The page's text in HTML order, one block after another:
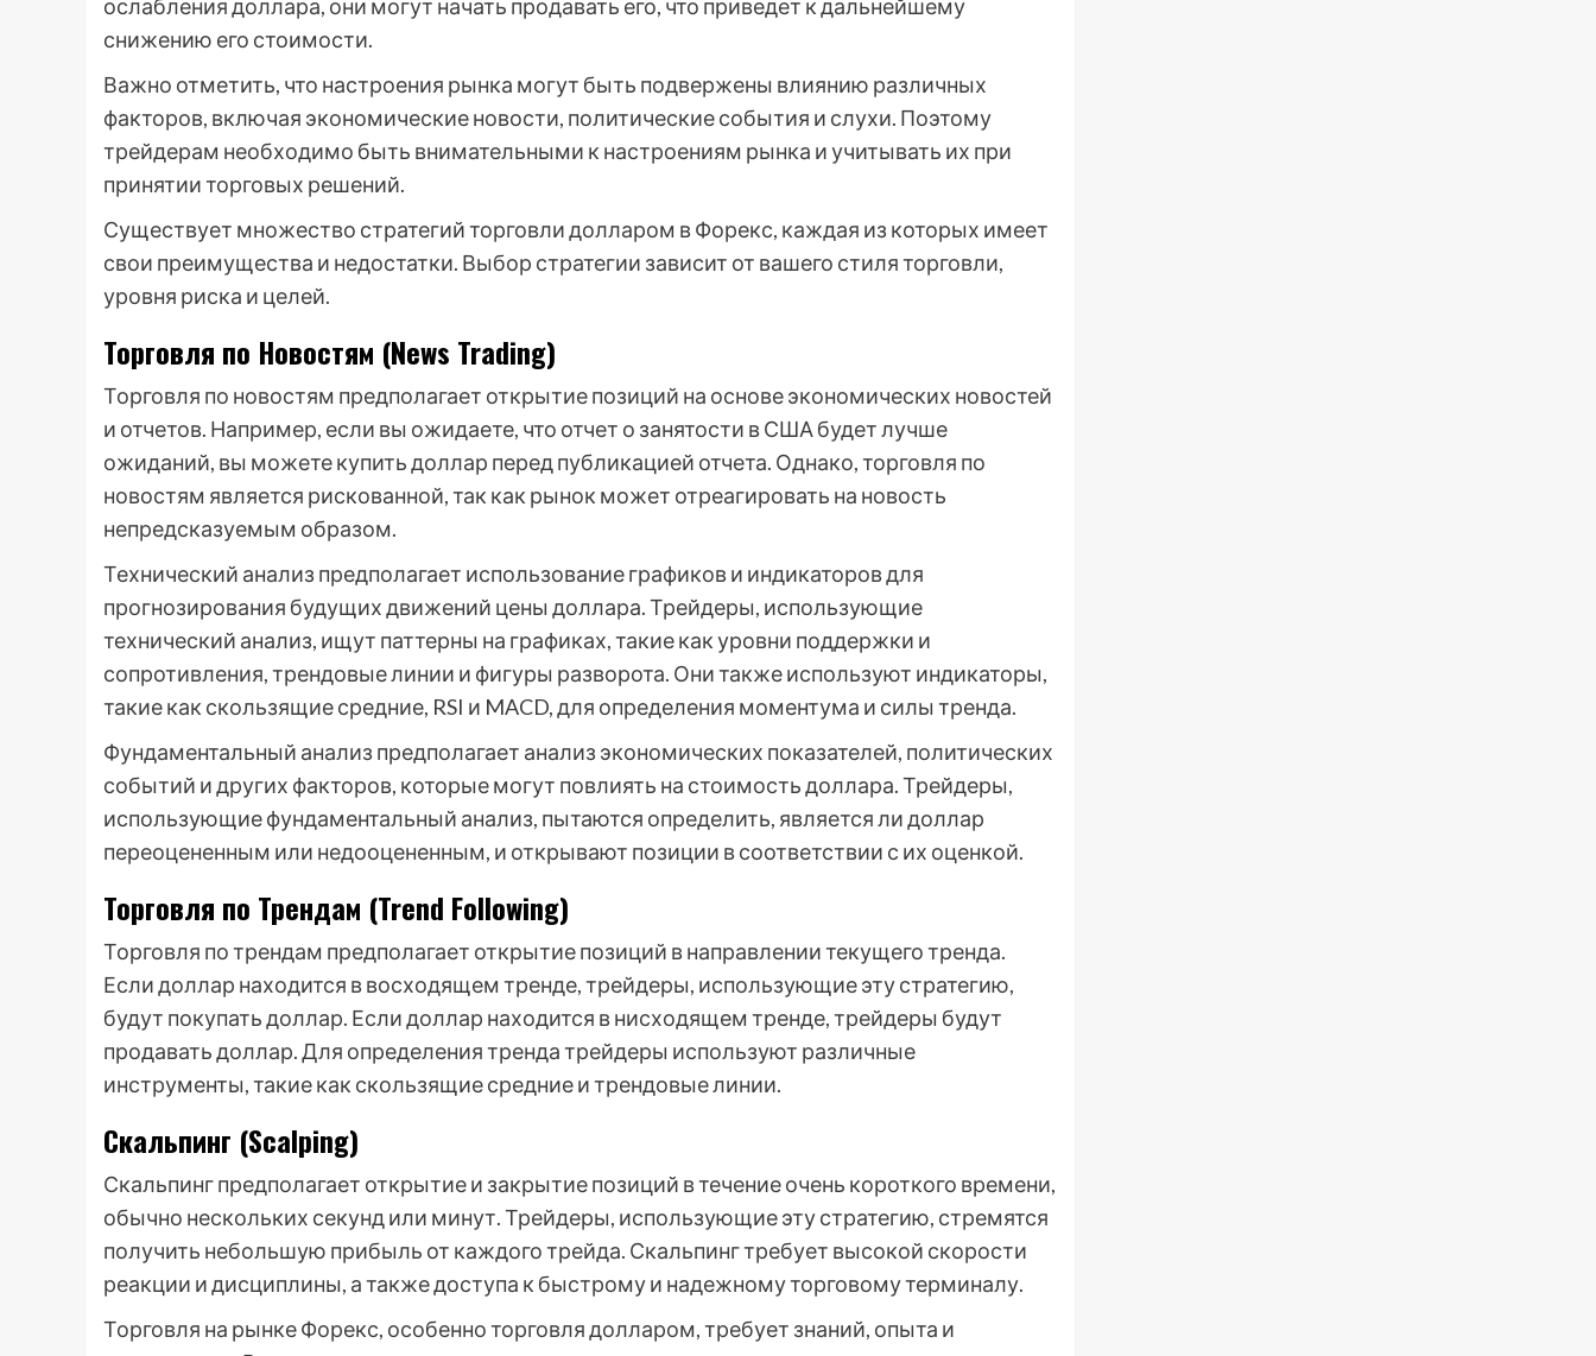
ослабления доллара, они могут начать продавать его, что приведет к дальнейшему
снижению его стоимости.
Важно отметить, что настроения рынка могут быть подвержены влиянию различных
факторов, включая экономические новости, политические события и слухи. Поэтому
трейдерам необходимо быть внимательными к настроениям рынка и учитывать их при
принятии торговых решений.
Существует множество стратегий торговли долларом в Форекс, каждая из которых имеет
свои преимущества и недостатки. Выбор стратегии зависит от вашего стиля торговли,
уровня риска и целей.
Торговля по Новостям (News Trading)
Торговля по новостям предполагает открытие позиций на основе экономических новостей
и отчетов. Например, если вы ожидаете, что отчет о занятости в США будет лучше
ожиданий, вы можете купить доллар перед публикацией отчета. Однако, торговля по
новостям является рискованной, так как рынок может отреагировать на новость
непредсказуемым образом.
Технический анализ предполагает использование графиков и индикаторов для
прогнозирования будущих движений цены доллара. Трейдеры, использующие
технический анализ, ищут паттерны на графиках, такие как уровни поддержки и
сопротивления, трендовые линии и фигуры разворота. Они также используют индикаторы,
такие как скользящие средние, RSI и MACD, для определения моментума и силы тренда.
Фундаментальный анализ предполагает анализ экономических показателей, политических
событий и других факторов, которые могут повлиять на стоимость доллара. Трейдеры,
использующие фундаментальный анализ, пытаются определить, является ли доллар
переоцененным или недооцененным, и открывают позиции в соответствии с их оценкой.
Торговля по Трендам (Trend Following)
Торговля по трендам предполагает открытие позиций в направлении текущего тренда.
Если доллар находится в восходящем тренде, трейдеры, использующие эту стратегию,
будут покупать доллар. Если доллар находится в нисходящем тренде, трейдеры будут
продавать доллар. Для определения тренда трейдеры используют различные
инструменты, такие как скользящие средние и трендовые линии.
Скальпинг (Scalping)
Скальпинг предполагает открытие и закрытие позиций в течение очень короткого времени,
обычно нескольких секунд или минут. Трейдеры, использующие эту стратегию, стремятся
получить небольшую прибыль от каждого трейда. Скальпинг требует высокой скорости
реакции и дисциплины, а также доступа к быстрому и надежному торговому терминалу.
Торговля на рынке Форекс, особенно торговля долларом, требует знаний, опыта и